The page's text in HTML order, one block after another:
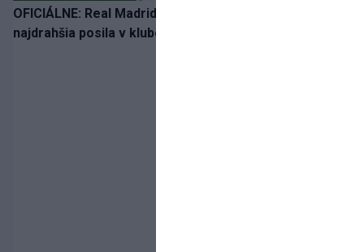
OFICIÁLNE: Real Madrid rozbil bank. Z Lipska prichádza
najdrahšia posila v klubovej histórii